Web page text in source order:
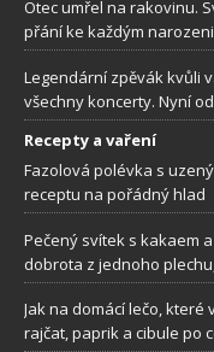
Otec umřel na rakovinu.
přání ke každým
Legendární zpěvák kvůli
všechny koncerty. Nyní
Recepty a vaření
Fazolová polévka s
receptu na pořádný hlad
Pečený svítek s kakaem
dobrota z jednoho
Jak na domácí lečo, které
rajčat, paprik a cibule po